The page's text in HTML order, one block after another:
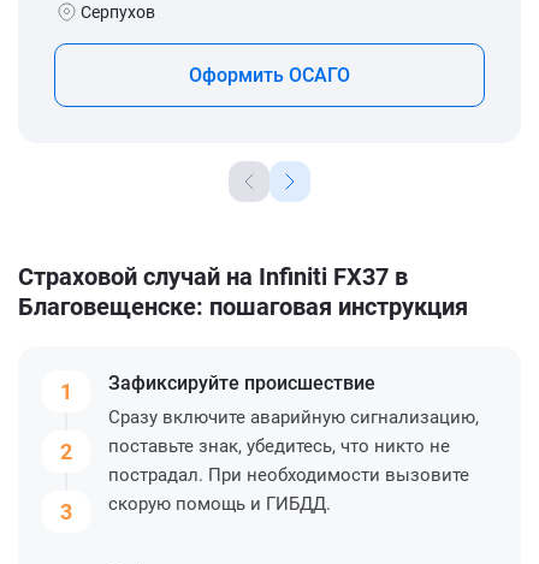
Серпухов
Оформить ОСАГО
Страховой случай на Infiniti FX37 в
Благовещенске: пошаговая инструкция
1
2
3
Зафиксируйте происшествие
Сразу включите аварийную сигнализацию,
поставьте знак, убедитесь, что никто не
пострадал. При необходимости вызовите
скорую помощь и ГИБДД.